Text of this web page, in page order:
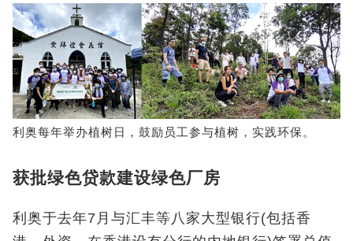
利奥每年举办植树日，鼓励员工参与植树，实践环保。
获批绿色贷款建设绿色厂房
利奥于去年7月与汇丰等八家大型银行(包括香